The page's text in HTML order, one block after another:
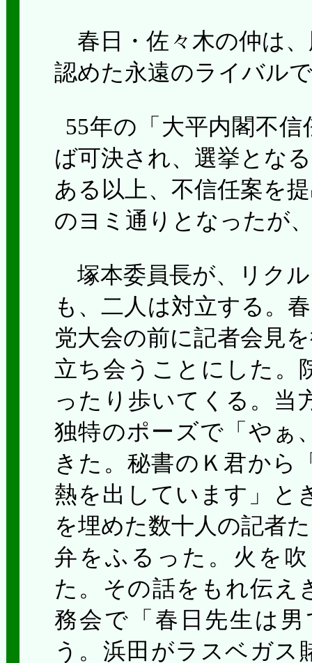
春日・佐々木の仲は
認めた永遠のライバル
55年の「大平内閣不
ば可決され、選挙とな
ある以上、不信任案を
のヨミ通りとなったが
塚本委員長が、リク
も、二人は対立する。
党大会の前に記者会見
立ち会うことにした。
ったり歩いてくる。当
独特のポーズで「やぁ
きた。秘書のＫ君から
熱を出しています」と
を埋めた数十人の記者
弁をふるった。火を
た。その話をもれ伝え
務会で「春日先生は
う。浜田がラスベガス